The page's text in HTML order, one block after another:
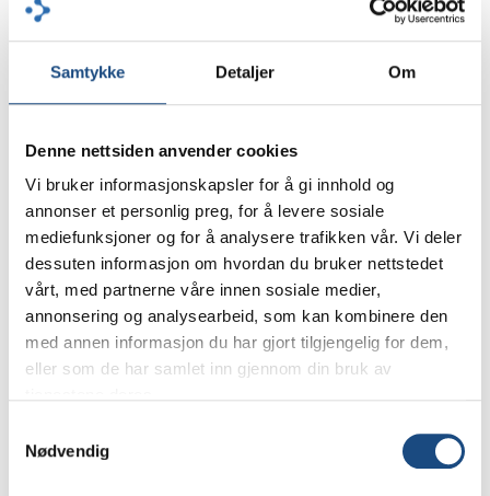
Samtykke Detaljer Om
Denne nettsiden anvender cookies
Vi bruker informasjonskapsler for å gi innhold og
annonser et personlig preg, for å levere sosiale
mediefunksjoner og for å analysere trafikken vår. Vi deler
dessuten informasjon om hvordan du bruker nettstedet
vårt, med partnerne våre innen sosiale medier,
annonsering og analysearbeid, som kan kombinere den
med annen informasjon du har gjort tilgjengelig for dem,
eller som de har samlet inn gjennom din bruk av
Nødvendig
Through innovation, we
create all kinds of snacks with
organic ingredients low in
sugar and unbelievable
flavors. Making you crave in
every sense without the bad
conscious.
Leverage agile frameworks to provide a robust
further the overall value proposition.